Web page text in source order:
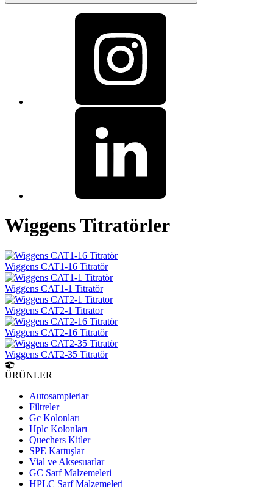
Wiggens Titratörler
Wiggens CAT1-16 Titratör
Wiggens CAT1-1 Titratör
Wiggens CAT2-1 Titrator
Wiggens CAT2-16 Titratör
Wiggens CAT2-35 Titratör
ÜRÜNLER
Autosamplerlar
Filtreler
Gc Kolonları
Hplc Kolonları
Quechers Kitler
SPE Kartuşlar
Vial ve Aksesuarlar
GC Sarf Malzemeleri
HPLC Sarf Malzemeleri